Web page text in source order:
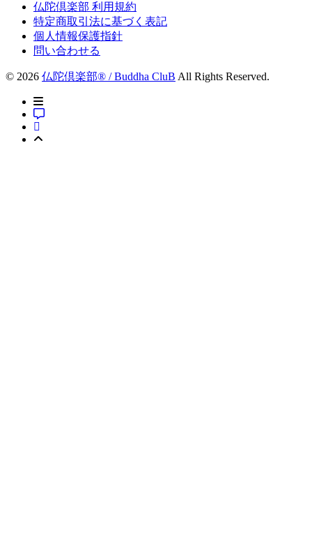
仏陀倶楽部 利用規約
特定商取引法に基づく表記
個人情報保護指針
問い合わせる
© 2026 仏陀倶楽部® / Buddha CluB All Rights Reserved.